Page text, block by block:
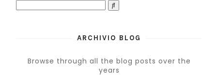
ARCHIVIO BLOG
Browse through all the blog posts over the
years